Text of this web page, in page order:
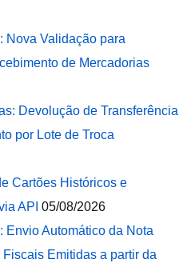
Nova Validação para
de Mercadorias
Devolução de Transferência
por Lote de Troca
Cartões Históricos e
API 05/08/2026
Envio Automático da Nota
Emitidas a partir da